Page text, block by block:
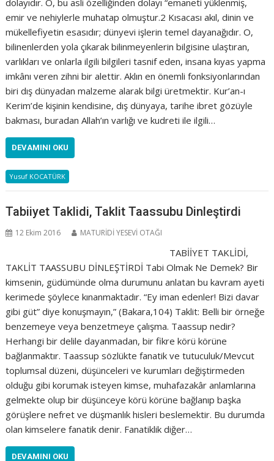
emir ve nehiylerle muhatap olmuştur.2 Kısacası akıl, dinin ve
mükellefiyetin esasıdır; dünyevi işlerin temel dayanağıdır. O,
bilinenlerden yola çıkarak bilinmeyenlerin bilgisine ulaştıran,
varlıkları ve onlarla ilgili bilgileri tasnif eden, insana kıyas yapma
imkânı veren zihni bir alettir. Aklın en önemli fonksiyonlarından
biri dış dünyadan malzeme alarak bilgi üretmektir. Kur’an-ı
Kerim’de kişinin kendisine, dış dünyaya, tarihe ibret gözüyle
bakması, buradan Allah’ın varlığı ve kudreti ile ilgili…
DEVAMINI OKU
Yusuf KOCATÜRK
Tabiiyet Taklidi, Taklit Taassubu Dinleştirdi
12 Ekim 2016 MATURİDİ YESEVİ OTAĞI
TABİİYET TAKLİDİ,
TAKLİT TAASSUBU DİNLEŞTİRDİ Tabi Olmak Ne Demek? Bir
kimsenin, güdümünde olma durumunu anlatan bu kavram ayeti
kerimede şöylece kınanmaktadır. “Ey iman edenler! Bizi davar
gibi güt” diye konuşmayın,” (Bakara,104) Taklit: Belli bir örneğe
benzemeye veya benzetmeye çalışma. Taassup nedir?
Herhangi bir delile dayanmadan, bir fikre körü körüne
bağlanmaktır. Taassup sözlükte fanatik ve tutuculuk/Mevcut
toplumsal düzeni, düşünceleri ve kurumları değiştirmeden
olduğu gibi korumak isteyen kimse, muhafazakâr anlamlarına
gelmekte olup bir düşünceye körü körüne bağlanıp başka
görüşlere nefret ve düşmanlık hisleri beslemektir. Bu durumda
olan kimselere fanatik denir. Fanatiklik diğer…
DEVAMINI OKU